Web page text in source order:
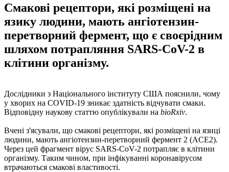
Смакові рецептори, які розміщені на
язику людини, мають ангіотензин-
перетворний фермент, що є своєрідним
шляхом потрапляння SARS-CoV-2 в
клітини організму.
Дослідники з Національного інституту США пояснили, чому
у хворих на COVID-19 зникає здатність відчувати смаки.
Відповідну наукову статтю опублікували на bioRxiv.
Вчені з'ясували, що смакові рецептори, які розміщені на язиці
людини, мають ангіотензин-перетворний фермент 2 (ACE2).
Через цей фрагмент вірус SARS-CoV-2 потрапляє в клітини
організму. Таким чином, при інфікуванні коронавірусом
втрачаються смакові властивості.